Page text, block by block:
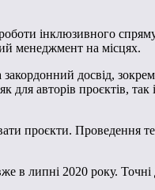
інклюзивного
менеджмент на місцях.
досвід,
авторів проєктів, так
проєкти. Проведення
липні 2020 року. Точні